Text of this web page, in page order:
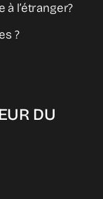
l’étranger?
?
DU